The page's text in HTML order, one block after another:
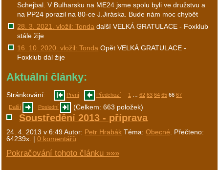
Schejbal. V Bulharsku na ME24 jsme spolu byli ve družstvu a
na PP24 porazil na 80-ce J.Jiráska. Bude nám moc chybět
28. 3. 2021. vložil: Tonda další VELKÁ GRATULACE - Foxklub
stále žije
16. 10. 2020. vložil: Tonda Opět VELKÁ GRATULACE -
Foxklub dál žije
Aktuální články:
Stránkování: První Předchozí 1 62 63 64 65 66 67
Další Poslední (Celkem: 663 položek)
Soustředění 2013 - příprava
24. 4. 2013 v 6:49Autor: Petr Hrabák Téma: Obecné . Přečteno:
64239x. | 0 komentářů
Pokračování tohoto článku »»»